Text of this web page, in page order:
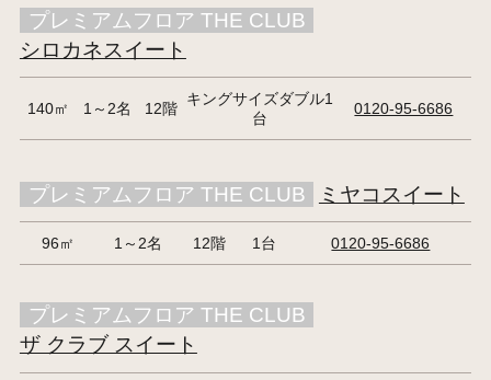
プレミアムフロア THE CLUB
シロカネスイート
140㎡ 1～2名 12階
キングサイズダブル1
台
0120-95-6686
プレミアムフロア THE CLUB ミヤコスイート
96㎡ 1～2名 12階 1台 0120-95-6686
プレミアムフロア THE CLUB
ザ クラブ スイート